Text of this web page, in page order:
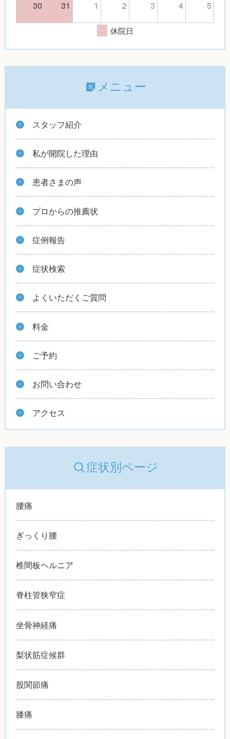
30 31 1 2 3 4 5
休院日
メニュー
スタッフ紹介
私が開院した理由
患者さまの声
プロからの推薦状
症例報告
症状検索
よくいただくご質問
料金
ご予約
お問い合わせ
アクセス
症状別ページ
腰痛
ぎっくり腰
椎間板ヘルニア
脊柱管狭窄症
坐骨神経痛
梨状筋症候群
股関節痛
膝痛